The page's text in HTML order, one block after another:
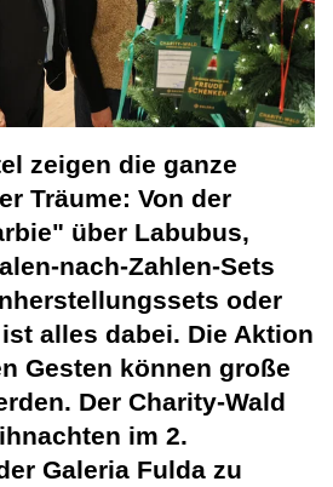
zeigen die ganze
Träume: Von der
über Labubus,
nach-Zahlen-Sets
oder
alles dabei. Die Aktion
Gesten können große
Der Charity-Wald
im 2.
Galeria Fulda zu